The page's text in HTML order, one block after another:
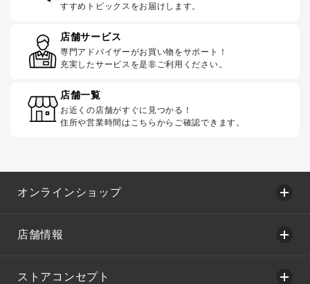
すすめトピックスをお届けします。
店舗サービス
専門アドバイザーがお買い物をサポート！
充実したサービスを是非ご利用ください。
店舗一覧
お近くの店舗がすぐに見つかる！
住所や営業時間はこちらからご確認できます。
オンラインショップ
店舗情報
ストアコンセプト